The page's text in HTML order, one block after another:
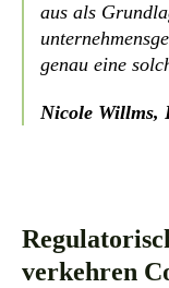
aus als
genau eine
Nicole Willms,
verkehren